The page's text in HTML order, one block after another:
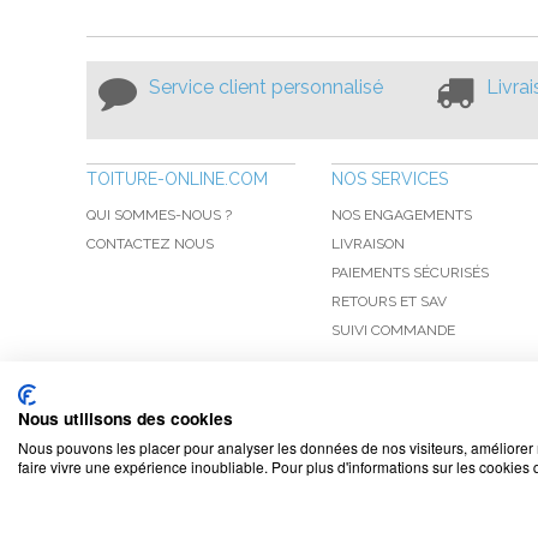
Service client personnalisé
TOITURE-ONLINE.COM
QUI SOMMES-NOUS ?
CONTACTEZ NOUS
NOS SERVICES
NOS ENGAGEMENTS
LIVRAISON
PAIEMENTS SÉCURISÉS
RETOURS ET SAV
SUIVI COMMANDE
Nous utilisons des cookies
Nous pouvons les placer pour analyser les données de nos visiteurs,
faire vivre une expérience inoubliable. Pour plus d'informations sur les